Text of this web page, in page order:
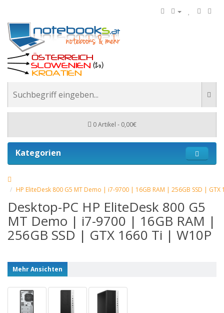
0 Artikel - 0,00€
Kategorien
HP EliteDesk 800 G5 MT Demo | i7-9700 | 16GB RAM | 256GB SSD | GTX
Desktop-PC HP EliteDesk 800 G5
MT Demo | i7-9700 | 16GB RAM |
256GB SSD | GTX 1660 Ti | W10P
Mehr Ansichten